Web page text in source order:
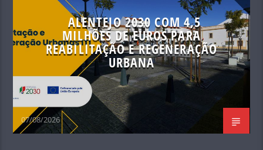
ALENTEJO 2030 COM 4,5
MILHÕES DE EUROS PARA
REABILITAÇÃO E REGENERAÇÃO
URBANA
07/08/2026